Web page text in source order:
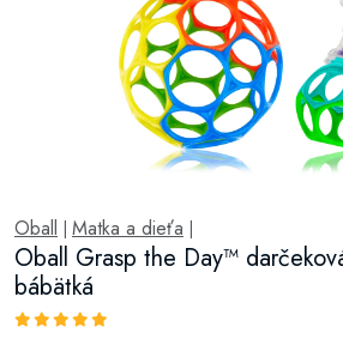
Oball Matka a dieťa
Oball Grasp the Day™
bábätká